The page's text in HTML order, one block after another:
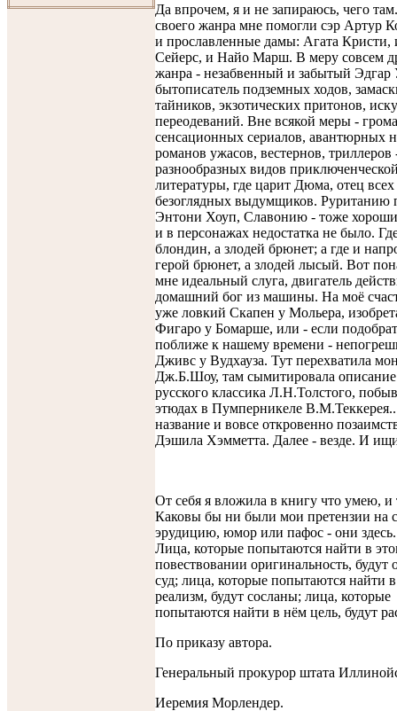
Да впрочем, я и не запираюсь, чего
своего жанра мне помогли сэр Артур
и прославленные дамы: Агата Кристи,
Сейерс, и Найо Марш. В меру совсем
жанра - незабвенный и забытый Эдгар
бытописатель подземных ходов,
тайников, экзотических притонов,
переодеваний. Вне всякой меры -
сенсационных сериалов, авантюрных
романов ужасов, вестернов, триллеров
разнообразных видов
литературы, где царит Дюма, отец всех
безоглядных выдумщиков. Руританию
Энтони Хоуп, Славонию - тоже
и в персонажах недостатка не было.
блондин, а злодей брюнет; а где и
герой брюнет, а злодей лысый. Вот
мне идеальный слуга, двигатель
домашний бог из машины. На моё
уже ловкий Скапен у Мольера,
Фигаро у Бомарше, или - если
поближе к нашему времени -
Дживс у Вудхауза. Тут перехватила
Дж.Б.Шоу, там сымитировала
русского классика Л.Н.Толстого,
этюдах в Пумперникеле
название и вовсе откровенно
Дэшила Хэмметта. Далее - везде. И
От себя я вложила в книгу что умею, и
Каковы бы ни были мои претензии на
эрудицию, юмор или пафос - они
Лица, которые попытаются найти в
повествовании оригинальность, будут
суд; лица, которые попытаются найти
реализм, будут сосланы; лица, которые
попытаются найти в нём цель, будут
По приказу автора.
Генеральный прокурор штата
Иеремия Морлендер.